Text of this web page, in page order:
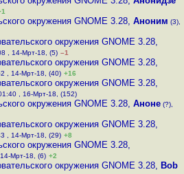
окружения GNOME 3.28, Аноним (3),
окружения GNOME 3.28,
, 14-Мрт-18, (5) –1
окружения GNOME 3.28,
, 14-Мрт-18, (40) +16
окружения GNOME 3.28,
, 16-Мрт-18, (152)
окружения GNOME 3.28, Аноне (?),
окружения GNOME 3.28,
, 14-Мрт-18, (29) +8
окружения GNOME 3.28,
Мрт-18, (6) +2
окружения GNOME 3.28, Bob